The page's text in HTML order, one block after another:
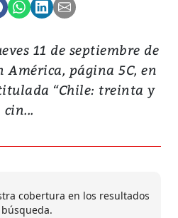
11 de septiembre de
América, página 5C, en
“Chile: treinta y
cin...
cobertura en los resultados